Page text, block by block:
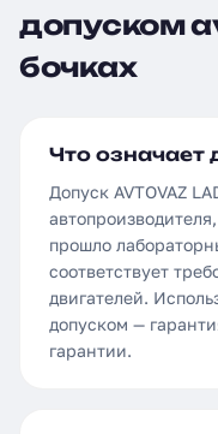
допуском
бочках
Что означает
Допуск AVTOVAZ
прошло
соответствует
двигателей.
допуском —
гарантии.